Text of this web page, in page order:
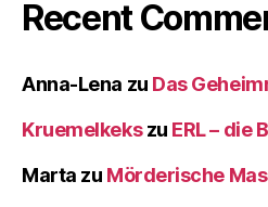
Recent
Anna-Lena zu Das
Kruemelkekszu ERL – die
Marta zu Mörderische